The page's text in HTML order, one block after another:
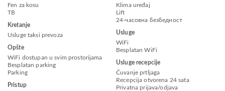
Fen za kosu
ТВ
Kretanje
Usluge taksi prevoza
Opšte
WiFi dostupan u svim prostorijama
Besplatan parking
Parking
Pristup
Klima uređaj
Lift
24-часовна безбедност
Usluge
WiFi
Besplatan WiFi
Usluge recepcije
Čuvanje prtljaga
Recepcija otvorena 24 sata
Privatna prijava/odjava